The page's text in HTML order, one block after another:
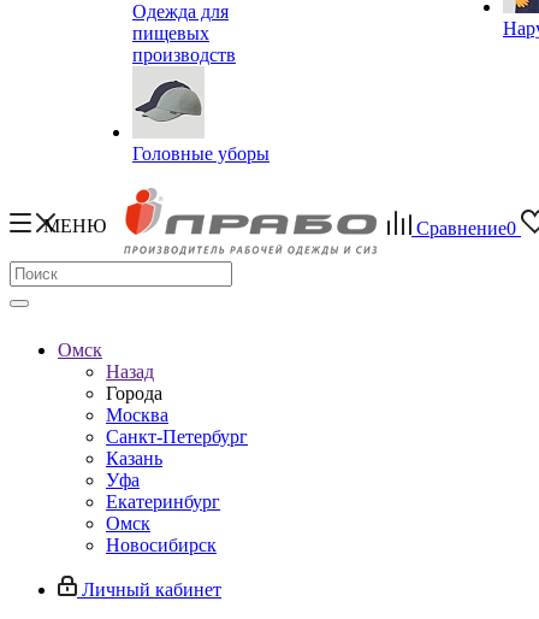
Одежда для
пищевых
производств
Головные уборы
МЕНЮ Сравнение0
Омск
Назад
Города
Москва
Санкт-Петербург
Казань
Уфа
Екатеринбург
Омск
Новосибирск
Личный кабинет